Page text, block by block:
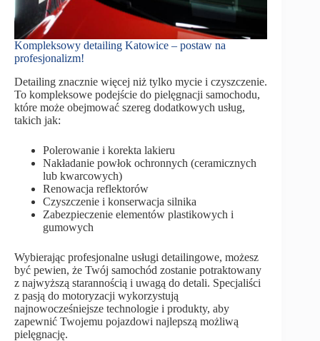
Kompleksowy detailing Katowice – postaw na
profesjonalizm!
Detailing znacznie więcej niż tylko mycie i czyszczenie.
To kompleksowe podejście do pielęgnacji samochodu,
które może obejmować szereg dodatkowych usług,
takich jak:
Polerowanie i korekta lakieru
Nakładanie powłok ochronnych (ceramicznych
lub kwarcowych)
Renowacja reflektorów
Czyszczenie i konserwacja silnika
Zabezpieczenie elementów plastikowych i
gumowych
Wybierając profesjonalne usługi detailingowe, możesz
być pewien, że Twój samochód zostanie potraktowany
z najwyższą starannością i uwagą do detali. Specjaliści
z pasją do motoryzacji wykorzystują
najnowocześniejsze technologie i produkty, aby
zapewnić Twojemu pojazdowi najlepszą możliwą
pielęgnację.